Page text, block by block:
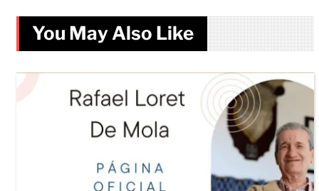
You May Also Like